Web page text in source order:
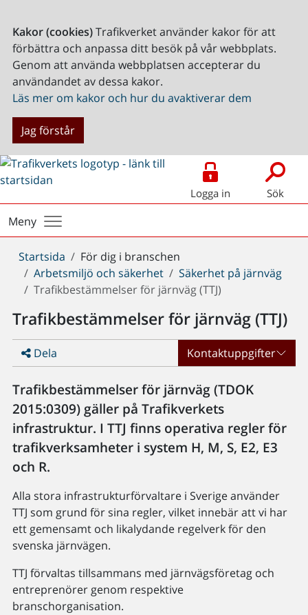
Kakor (cookies)Trafikverket använder kakor för att
förbättra och anpassa ditt besök på vår webbplats.
Genom att använda webbplatsen accepterar du
användandet av dessa kakor.
Läs mer om kakor och hur du avaktiverar dem
Jag förstår
Logga in Sök
Meny
Du
är
här:
Startsida
För dig i branschen
Arbetsmiljö och säkerhet
Säkerhet på järnväg
Trafikbestämmelser för järnväg (TTJ)
Trafikbestämmelser för järnväg (TTJ)
Dela Kontaktuppgifter
Trafikbestämmelser för järnväg (TDOK
2015:0309) gäller på Trafikverkets
infrastruktur. I TTJ finns operativa regler för
trafikverksamheter i system H, M, S, E2, E3
och R.
Alla stora infrastrukturförvaltare i Sverige använder
TTJ som grund för sina regler, vilket innebär att vi har
ett gemensamt och likalydande regelverk för den
svenska järnvägen.
TTJ förvaltas tillsammans med järnvägsföretag och
entreprenörer genom respektive
branschorganisation.